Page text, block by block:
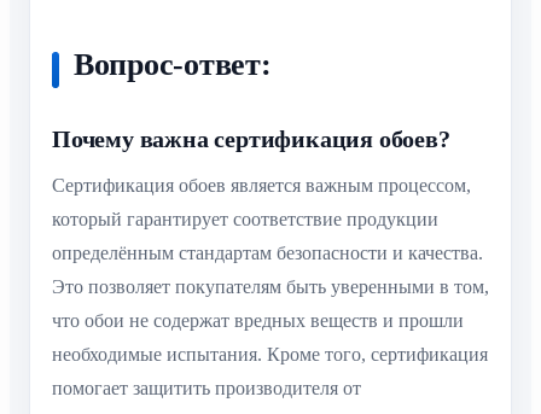
Вопрос-ответ:
Почему важна сертификация обоев?
Сертификация обоев является важным процессом,
который гарантирует соответствие продукции
определённым стандартам безопасности и качества.
Это позволяет покупателям быть уверенными в том,
что обои не содержат вредных веществ и прошли
необходимые испытания. Кроме того, сертификация
помогает защитить производителя от